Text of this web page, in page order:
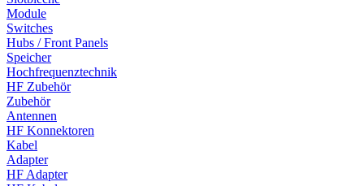
Module
Switches
Hubs / Front Panels
Speicher
Hochfrequenztechnik
HF Zubehör
Zubehör
Antennen
HF Konnektoren
Kabel
Adapter
HF Adapter